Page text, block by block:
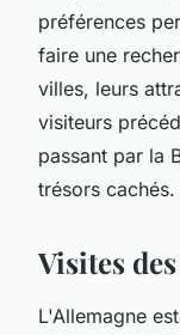
préférences
faire une
villes, leurs
visiteurs
passant par la
trésors cachés.
Visites
L'Allemagne